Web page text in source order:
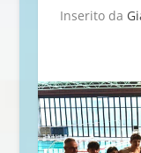
Inserito da